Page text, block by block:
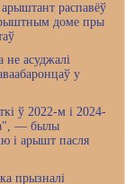
распавёў
доме пры
не асуджалі
у
ў 2022-м і 2024-
— былы
і арышт пасля
прызналі